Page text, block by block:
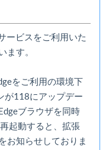
ービスをご利用いた
ます。
をご利用の環境下
が118にアップデー
ブラウザを同時
起動すると、拡張
お知らせしておりま